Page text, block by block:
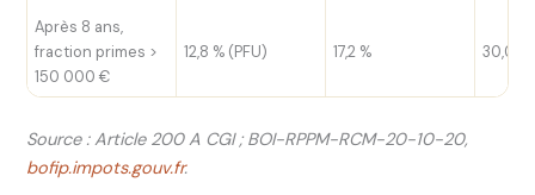
Après 8 ans,
fraction primes >
150 000 €
12,8 % (PFU) 17,2 % 30,0 %
Source : Article 200 A CGI ; BOI-RPPM-RCM-20-10-20,
bofip.impots.gouv.fr.